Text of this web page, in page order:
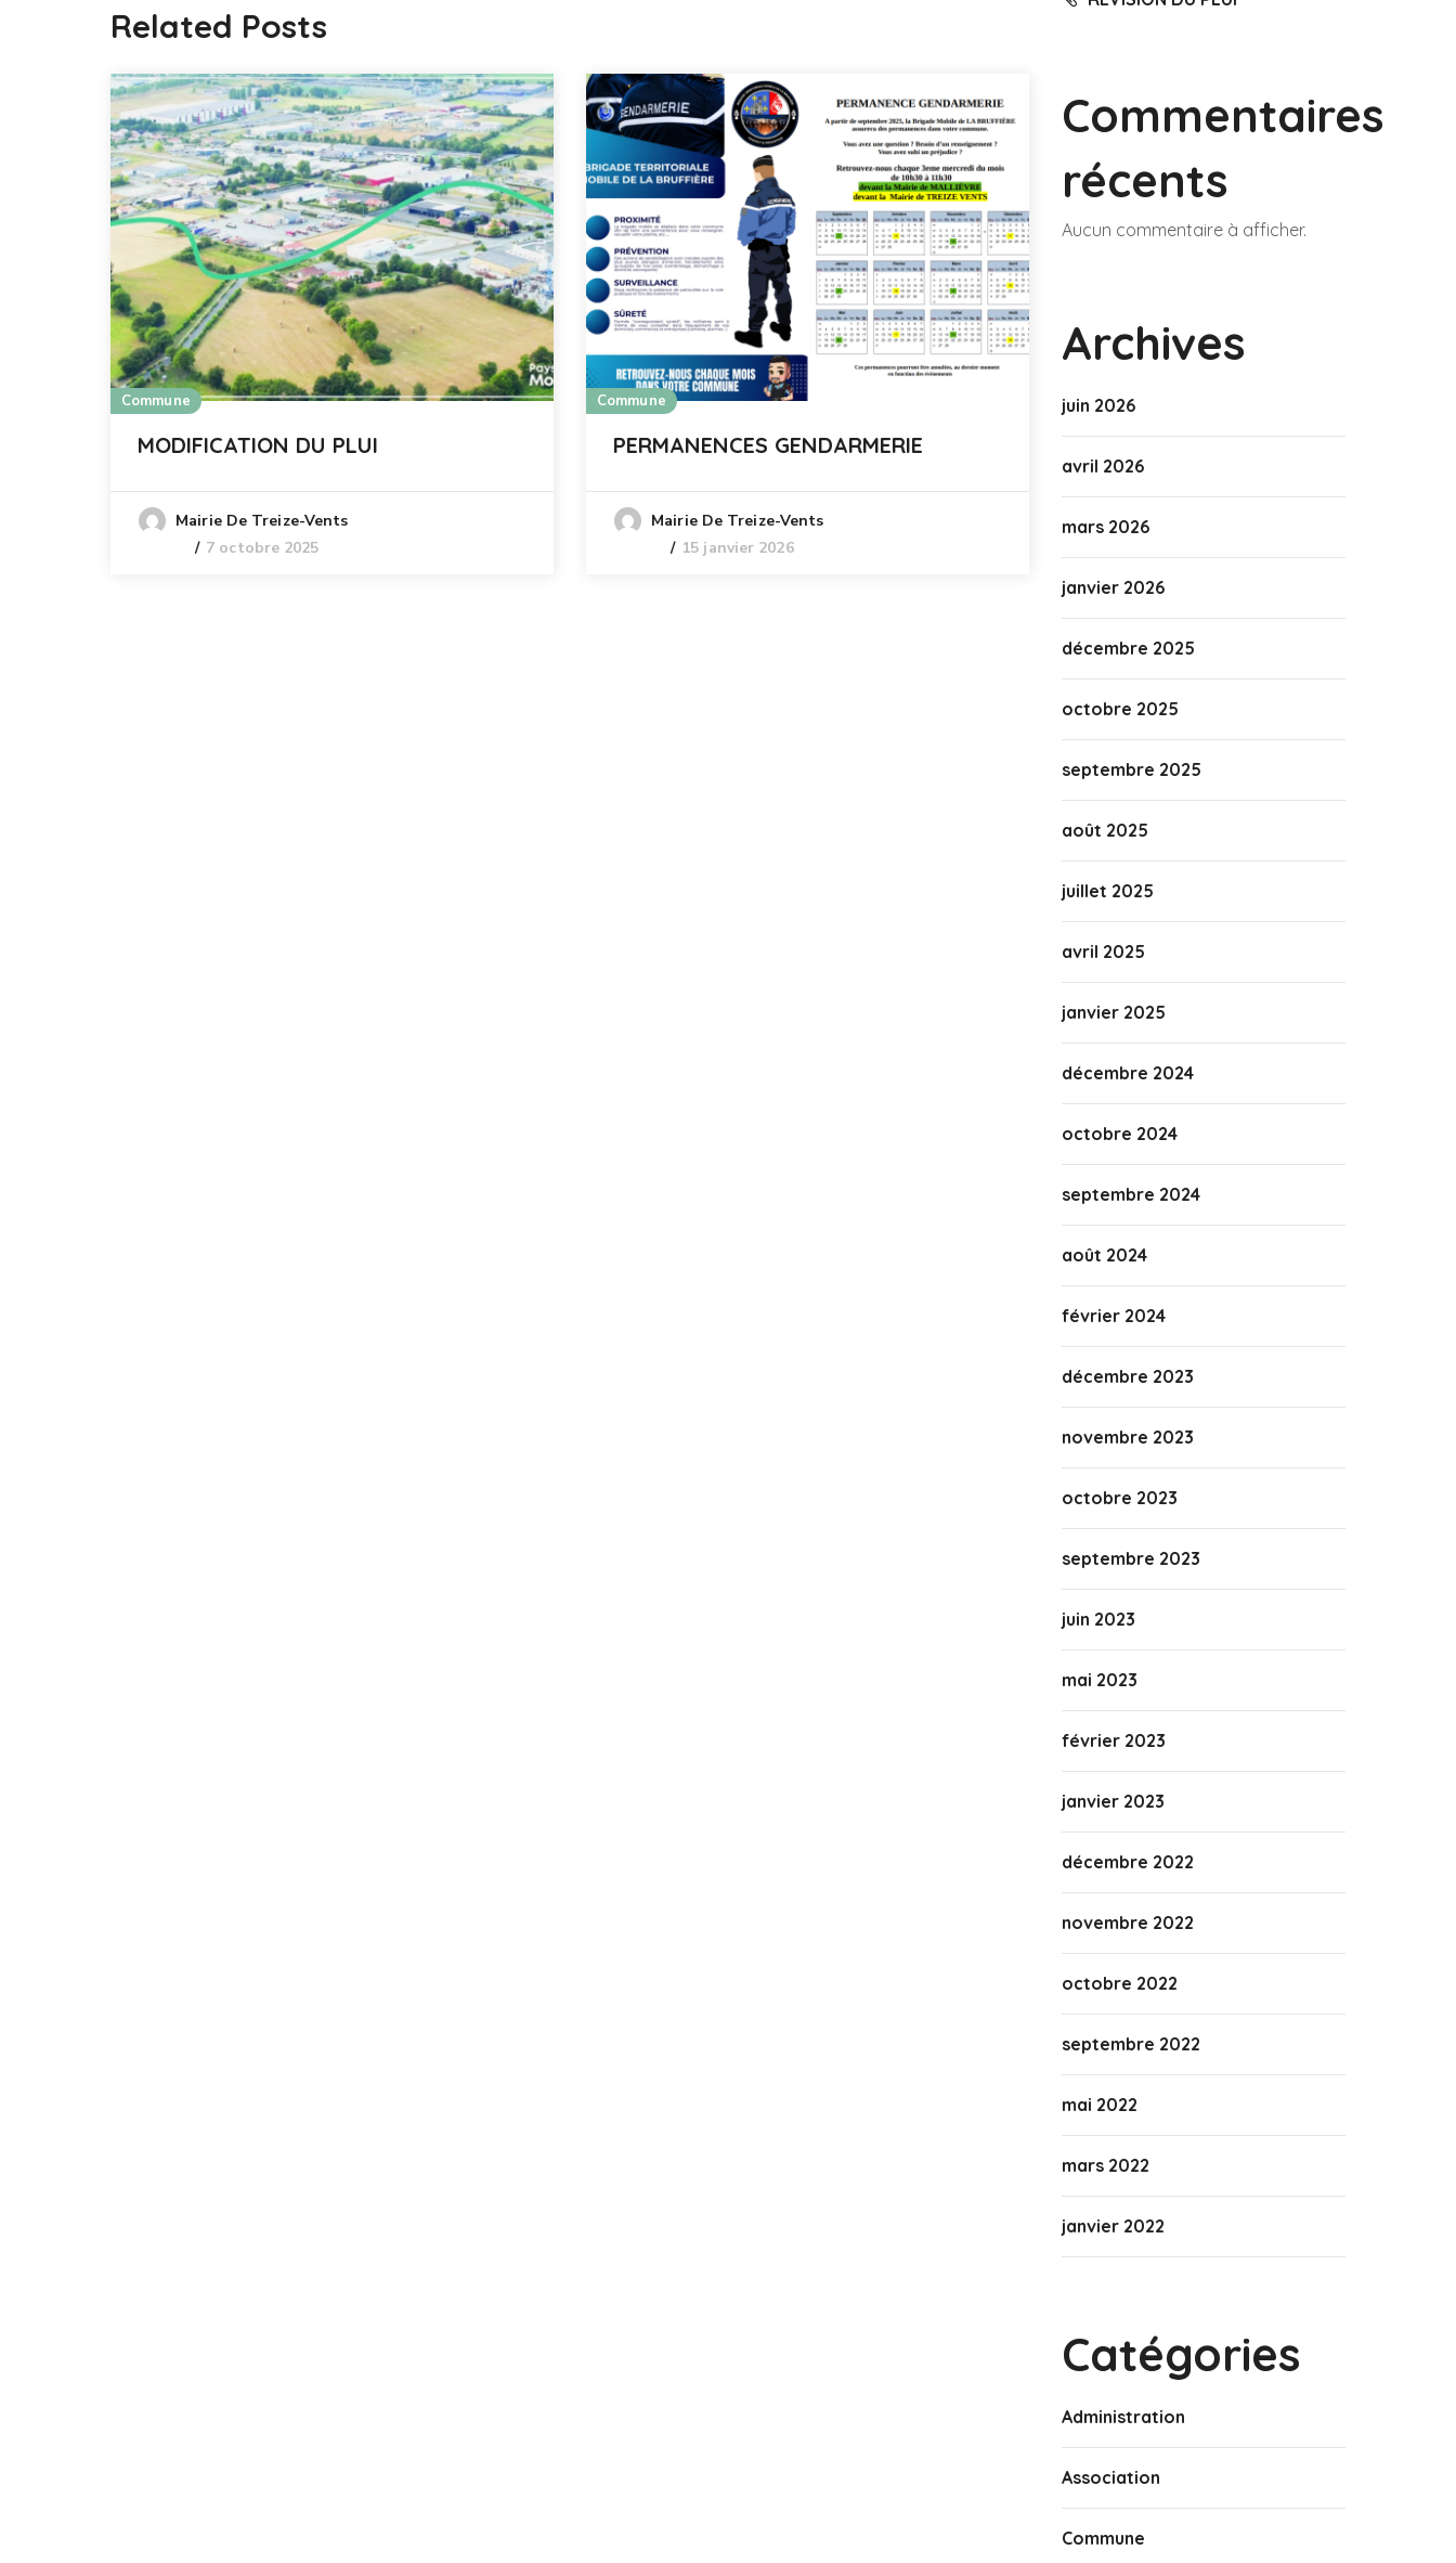
Related Posts
Commune
MODIFICATION DU PLUI
Mairie De Treize-Vents
7 octobre 2025
Commune
PERMANENCES GENDARMERIE
Mairie De Treize-Vents
15 janvier 2026
Commentaires
récents
Aucun commentaire à afficher.
Archives
juin 2026
avril 2026
mars 2026
janvier 2026
décembre 2025
octobre 2025
septembre 2025
août 2025
juillet 2025
avril 2025
janvier 2025
décembre 2024
octobre 2024
septembre 2024
août 2024
février 2024
décembre 2023
novembre 2023
octobre 2023
septembre 2023
juin 2023
mai 2023
février 2023
janvier 2023
décembre 2022
novembre 2022
octobre 2022
septembre 2022
mai 2022
mars 2022
janvier 2022
Catégories
Administration
Association
Commune